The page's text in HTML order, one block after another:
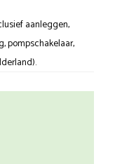
aanleggen,
pompschakelaar,